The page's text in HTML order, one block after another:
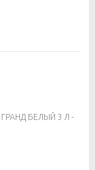
ГРАНД БЕЛЫЙ 3 Л -